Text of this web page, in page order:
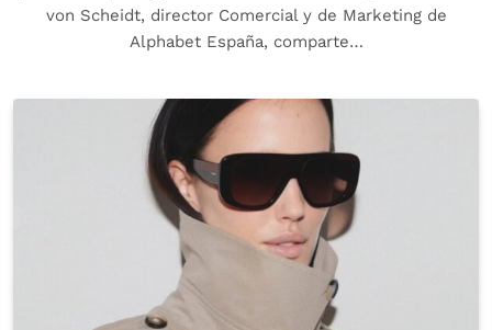
von Scheidt, director Comercial y de Marketing de
Alphabet España, comparte…